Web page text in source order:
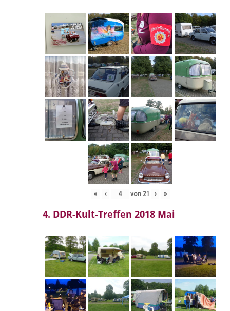
« ‹ von 21 › »
4. DDR-Kult-Treffen 2018 Mai